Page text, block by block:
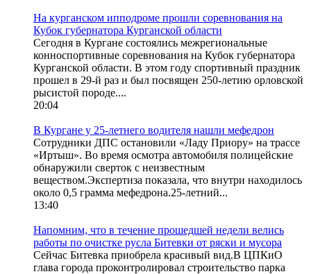
На курганском ипподроме прошли соревнования на
Кубок губернатора Курганской области
Сегодня в Кургане состоялись межрегиональные
конноспортивные соревнования на Кубок губернатора
Курганской области. В этом году спортивный праздник
прошел в 29-й раз и был посвящен 250-летию орловской
рысистой породе....
20:04
В Кургане у 25-летнего водителя нашли мефедрон
Сотрудники ДПС остановили «Ладу Приору» на трассе
«Иртыш». Во время осмотра автомобиля полицейские
обнаружили сверток с неизвестным
веществом.Экспертиза показала, что внутри находилось
около 0,5 грамма мефедрона.25-летний...
13:40
Напомним, что в течение прошедшей недели велись
работы по очистке русла Битевки от ряски и мусора
Сейчас Битевка приобрела красивый вид.В ЦПКиО
глава города проконтролировал строительство парка